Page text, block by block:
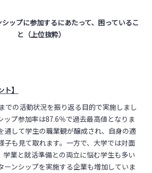
ップに参加するにあたって、困っているこ
と（上位抜粋）
】
での活動状況を振り返る目的で実施しまし
ップ参加率は87.6％で過去最高値となりま
通して学生の職業観が醸成され、自身の適
子も見て取れます。一方で、大学では対面
学業と就活準備との両立に悩む学生も多い
ーンシップを実施する企業も増加していま